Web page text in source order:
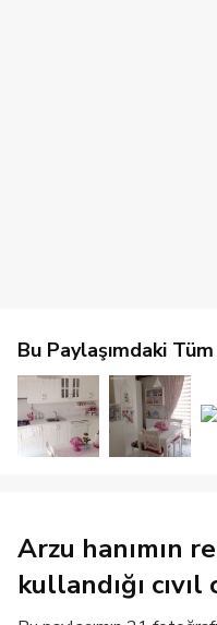
Bu Paylaşımdaki
Arzu hanımın
kullandığı cıvıl